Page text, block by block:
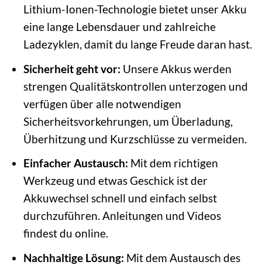
Lithium-Ionen-Technologie bietet unser Akku
eine lange Lebensdauer und zahlreiche
Ladezyklen, damit du lange Freude daran hast.
Sicherheit geht vor: Unsere Akkus werden
strengen Qualitätskontrollen unterzogen und
verfügen über alle notwendigen
Sicherheitsvorkehrungen, um Überladung,
Überhitzung und Kurzschlüsse zu vermeiden.
Einfacher Austausch: Mit dem richtigen
Werkzeug und etwas Geschick ist der
Akkuwechsel schnell und einfach selbst
durchzuführen. Anleitungen und Videos
findest du online.
Nachhaltige Lösung: Mit dem Austausch des